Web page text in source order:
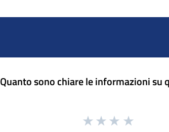
Quanto sono chiare le informazioni su